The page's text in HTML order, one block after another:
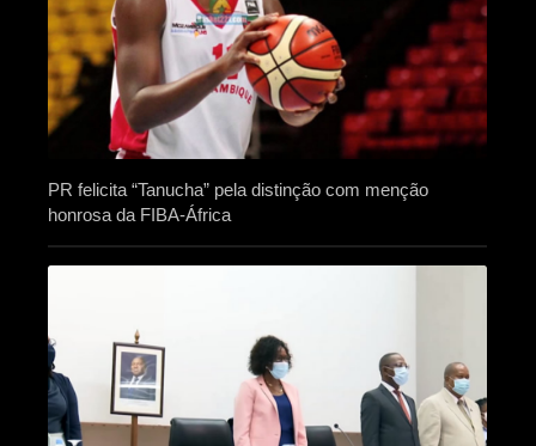
PR felicita “Tanucha” pela distinção com menção
honrosa da FIBA-África